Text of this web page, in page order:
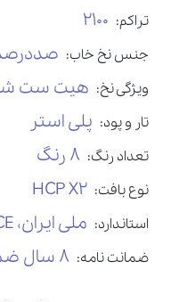
تراکم: 2100
جنس نخ خاب:
ویژگی نخ: هیت ست
تار و پود: پلی استر
تعداد رنگ: 8 رنگ
نوع بافت: HCP X2
استاندارد: ملی ایران، CE اتحادیه اروپا
ضمانت نامه: 8 سال ضمانت نامه کتبی